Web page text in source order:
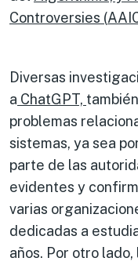
Controversies (
Diversas
a ChatGPT,
problemas
sistemas, ya sea
parte de las
evidentes y
varias
dedicadas a
años. Por otro